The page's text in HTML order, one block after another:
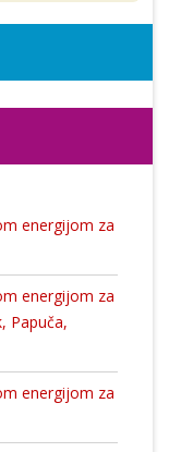
energijom za
energijom za
Papuča,
energijom za